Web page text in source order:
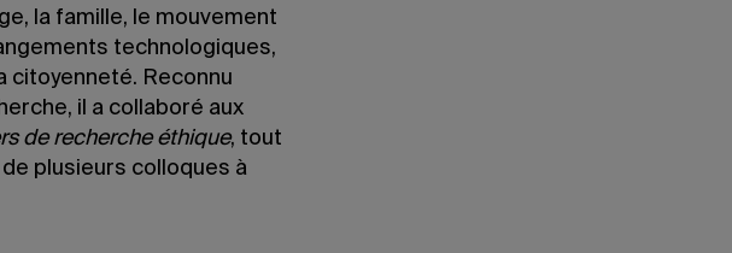
la famille, le mouvement
technologiques,
citoyenneté. Reconnu
il a collaboré aux
de recherche éthique, tout
plusieurs colloques à